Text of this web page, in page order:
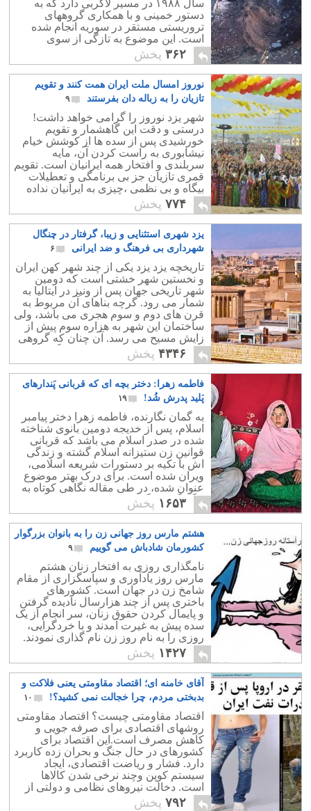
سال ۱۹۸۸ در مسیر لاکربی دارد که به
دستور خمینی و با همکاری گروههای
تروریستی مستقر در سوریه انجام شده
است. این موضوع به تازگی از سوی
ابوالقاسم مصباحی پناهنده سیاسی در
آلمان ادعا شده است.
۳۶۲ پخش
نوروز امسال ملت ایران همت کنند و تقویم
تازیان را به زباله دان بفرستند
۹
شهر یزد نوروز را گرامی خواهد داشت!
درستی و دقت این گاهشمار و تقویم
خورشیدی پس از سده ها از کوشش خیام
نیشابوری به راست کردن آن، مایه
سربلندی و افتخار همه ایرانیان است. تقویم
قمری تازیان جز بی برنامگی و تعطیلات
بیگاه و بی نظمی ،چیزی به ایرانیان نداده
است.۷۷۴ پخش
یزد شهری استثنایی و زیبا، گرفتار در چنگال
شهرداری بی فرهنگ و ضد ایرانی
۶
تاریخچه یزد یزد یکی از چند شهر کهن ایران
و نخستین شهر خشتی است که دومین
شهر تاریخی جهان پس از ونیز در ایتالیا به
شمار می رود. گرچه بناهای آن مربوط به
قرن های دوم و سوم هجری می باشد، ولی
ساختمان این شهر به هزاره سوم پیش از
زایش مسیح می رسد. آن چنان که گروهی
از پیشدادیان در این سرزمین جایگزین
شدند.
۴۳۴۶ پخش
فاطمه زهرا: دختر بچه ای که قربانی پَندارهای
پَلید پدرش شُد!
۱۹
به گمان نگارنده، فاطمه زهرا دختر پیامبر
اسلام، پس از خدیجه دومین بانوی شناخته
شده در صدر اسلام می باشد که قربانی
قوانین زن ستیزانه اسلام گشته و زندگی
اش با تکیه بر دستورات شریعه اسلامی،
ویران شده است. برای درک بهتر موضوع
عنوان شده، در طی مقاله نگاهی کوتاه به
چگونگی زندگی دردناک وی می اندازیم.
۱۶۵۳ پخش
هشتم مارس روز جهانی زن را به بانوان بزرگوار
کشورمان شادباش می گوییم
۹
نامگذاری روزی به افتخار زنان هشتم
مارس روز یادآوری و سپاسگزاری از مقام
شامخ زن در جهان است. کشورهای
باختری پس از چند هزارسال نادیده گرفتن
و پایمال کردن حقوق زنان، سر انجام از یک
سده پیش به غیرت آمدند و با خردگرایی،
روزی را به نام روز زن نام گذاری نمودند.
این روز خجسته بر زنان کشورمان خجسته
باد.
۱۴۲۷ پخش
آقای خامنه ای؛ اقتصاد مقاومتی یعنی فلاکت و
بدبختی مردم، چرا خجالت نمی کشید؟!
۱۰
اقتصاد مقاومتی چیست؟ اقتصاد مقاومتی
روشهای اقتصادی برای صرفه جویی و
کاهش مصرف است.این اقتصاد برای
کشورهای در حال جنگ و بحران زده کاربرد
دارد. فشار و ریاضت اقتصادی، ایجاد
سیستم کوپن وچند نرخی شدن کالاها
است. دخالت نیروهای نظامی و دولتی از
نتایج اقتصاد مقاومتی هست.
۷۹۲ پخش